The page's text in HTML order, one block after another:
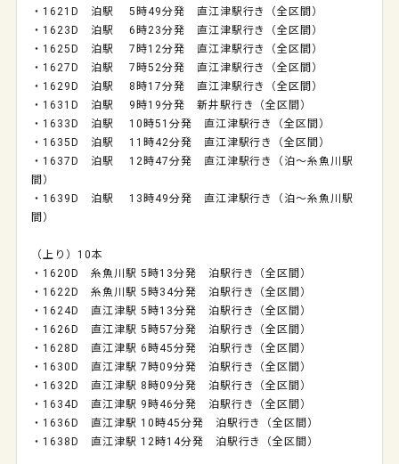
・1621D 泊駅 5時49分発 直江津駅行き（全区間）
・1623D 泊駅 6時23分発 直江津駅行き（全区間）
・1625D 泊駅 7時12分発 直江津駅行き（全区間）
・1627D 泊駅 7時52分発 直江津駅行き（全区間）
・1629D 泊駅 8時17分発 直江津駅行き（全区間）
・1631D 泊駅 9時19分発 新井駅行き（全区間）
・1633D 泊駅 10時51分発 直江津駅行き（全区間）
・1635D 泊駅 11時42分発 直江津駅行き（全区間）
・1637D 泊駅 12時47分発 直江津駅行き（泊～糸魚川駅
間）
・1639D 泊駅 13時49分発 直江津駅行き（泊～糸魚川駅
間）
（上り）10本
・1620D 糸魚川駅 5時13分発 泊駅行き（全区間）
・1622D 糸魚川駅 5時34分発 泊駅行き（全区間）
・1624D 直江津駅 5時13分発 泊駅行き（全区間）
・1626D 直江津駅 5時57分発 泊駅行き（全区間）
・1628D 直江津駅 6時45分発 泊駅行き（全区間）
・1630D 直江津駅 7時09分発 泊駅行き（全区間）
・1632D 直江津駅 8時09分発 泊駅行き（全区間）
・1634D 直江津駅 9時46分発 泊駅行き（全区間）
・1636D 直江津駅 10時45分発 泊駅行き（全区間）
・1638D 直江津駅 12時14分発 泊駅行き（全区間）